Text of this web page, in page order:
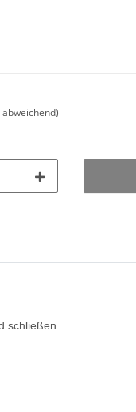
schließen.